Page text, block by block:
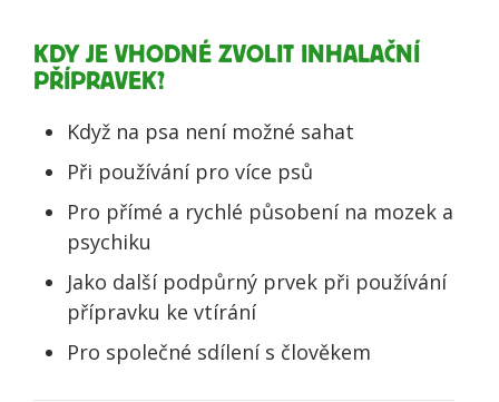
KDY JE VHODNÉ ZVOLIT INHALAČNÍ
PŘÍPRAVEK?
Když na psa není možné sahat
Při používání pro více psů
Pro přímé a rychlé působení na mozek a
psychiku
Jako další podpůrný prvek při používání
přípravku ke vtírání
Pro společné sdílení s člověkem